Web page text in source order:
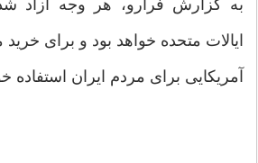
به گزارش فرارو، هر وجه آزاد
ایالات متحده خواهد بود و برای
آمریکایی برای مردم ایران استفاده